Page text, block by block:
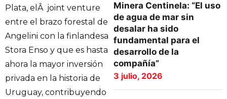
Plata, elÂ joint venture
entre el brazo forestal de
Angelini con la finlandesa
Stora Enso y que es hasta
ahora la mayor inversión
privada en la historia de
Uruguay, contribuyendo
Minera Centinela: “El uso
de agua de mar sin
desalar ha sido
fundamental para el
desarrollo de la
compañía”
3 julio, 2026